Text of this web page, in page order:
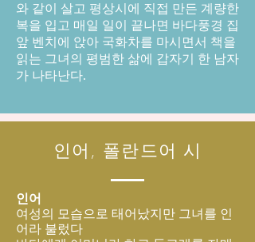
와 같이 살고 평상시에 직접 만든 계량한
복을 입고 매일 일이 끝나면 바다풍경 집
앞 벤치에 앉아 국화차를 마시면서 책을
읽는 그녀의 평범한 삶에 갑자기 한 남자
가 나타난다.
​인어, 폴란드어 시
인어
여성의 모습으로 태어났지만 그녀를 인
어라 불렀다